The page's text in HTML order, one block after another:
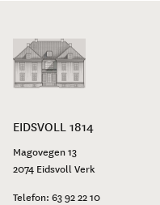
EIDSVOLL 1814
Magovegen 13
2074 Eidsvoll Verk
Telefon: 63 92 22 10